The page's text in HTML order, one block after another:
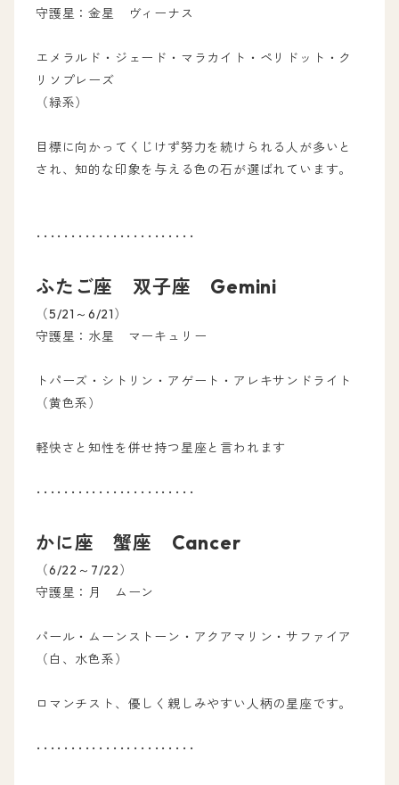
守護星：金星 ヴィーナス
エメラルド・ジェード・マラカイト・ペリドット・ク
リソプレーズ
（緑系）
目標に向かってくじけず努力を続けられる人が多いと
され、知的な印象を与える色の石が選ばれています。
･･･････････････････････
ふたご座 双子座 Gemini
（5/21～6/21）
守護星：水星 マーキュリー
トパーズ・シトリン・アゲート・アレキサンドライト
（黄色系）
軽快さと知性を併せ持つ星座と言われます
･･･････････････････････
かに座 蟹座 Cancer
（6/22～7/22）
守護星：月 ムーン
パール・ムーンストーン・アクアマリン・サファイア
（白、水色系）
ロマンチスト、優しく親しみやすい人柄の星座です。
･･･････････････････････